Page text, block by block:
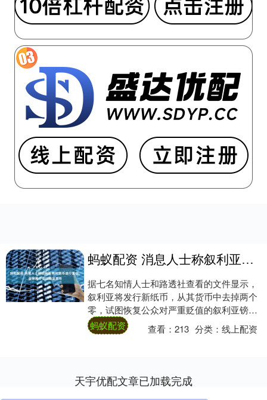
蚂蚁配资 消息人士称叙利亚将对货币进行重估，去掉两个零以稳定货币
据七名知情人士和路透社查看的文件显示，
叙利亚将发行新纸币，从其货币中去掉两个
零，试图恢复公众对严重贬值的叙利亚镑的
信心。 在 14 年的冲突于去年 12 月以巴....
蚂蚁配资 查看：213 分类：线上配资
天宇优配文章已加载完成